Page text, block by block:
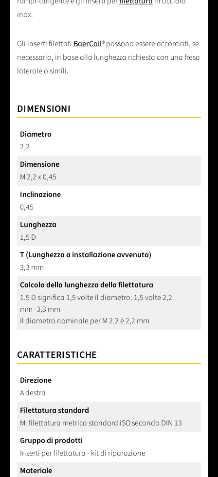
inox.
Gli inserti filettati BaerCoil® possono essere accorciati, se
necessario, in base alla lunghezza richiesta con una fresa
laterale o simili.
DIMENSIONI
Diametro
2,2
Dimensione
M 2,2 x 0,45
Inclinazione
0,45
Lunghezza
1,5 D
T (Lunghezza a installazione avvenuta)
3,3 mm
Calcolo della lunghezza della filettatura
1.5 D significa 1,5 volte il diametro: 1,5 volte 2,2
mm=3,3 mm
Il diametro nominale per M 2.2 è 2,2 mm
CARATTERISTICHE
Direzione
A destra
Filettatura standard
M: filettatura metrica standard ISO secondo DIN 13
Gruppo di prodotti
Inserti per filettatura - kit di riparazione
Materiale